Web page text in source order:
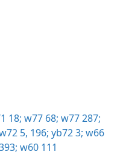
18; w77 68; w77 287;
5, 196; yb72 3; w66
w60 111